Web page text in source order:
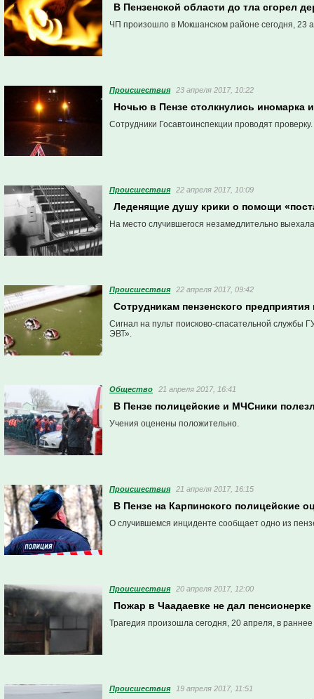
В Пензенской области до тла сгорел
ЧП произошло в Мокшанском районе сегодня, 23
Проиcшествия 23 апреля 2017, 10:22
Ночью в Пензе столкнулись иномарка
Сотрудники Госавтоинспекции проводят проверку.
Проиcшествия 22 апреля 2017, 10:09
Леденящие душу крики о помощи
На место случившегося незамедлительно
Проиcшествия 22 апреля 2017, 09:42
Сотрудникам пензенского
Сигнал на пульт поисково-спасательной
ЭВТ».
Общество 21 апреля 2017, 16:41
В Пензе полицейские и МЧСники
Учения оценены положительно.
Проиcшествия 21 апреля 2017, 16:15
В Пензе на Карпинского полицейские
О случившемся инциденте сообщает одно из
Проиcшествия 20 апреля 2017, 12:00
Пожар в Чаадаевке не дал
Трагедия произошла сегодня, 20 апреля, в раннее
Проиcшествия 19 апреля 2017, 11:51